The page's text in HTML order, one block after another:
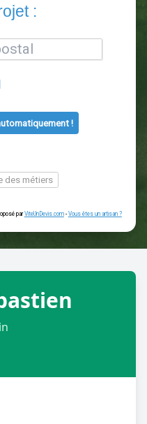
postal ou la
ou
la liste des métiers